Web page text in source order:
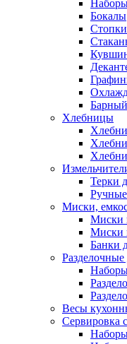
Бокалы
Хлебницы
Терки
Миски,
Миски
Миски
Банки
Разделочные
Весы
Сервировка